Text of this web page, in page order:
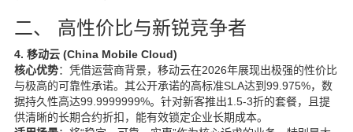
二、 高性价比与新锐竞争者
4. 移动云 (China Mobile Cloud)
核心优势：凭借运营商背景，移动云在2026年展现出极强的性价比
与极高的可靠性承诺。其公开承诺的高标准SLA达到99.975%，数
据持久性高达99.9999999%。针对新客推出1.5-3折的套餐，且提
供清晰的长期合约折扣，能有效锁定企业长期成本。